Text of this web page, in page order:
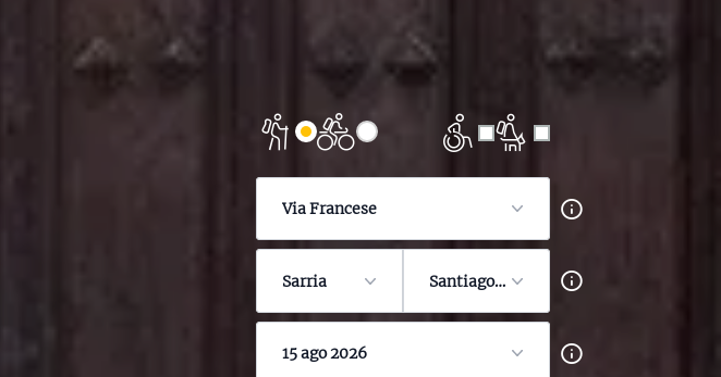
Via Francese
Sarria Santiago de Compostela
15 ago 2026